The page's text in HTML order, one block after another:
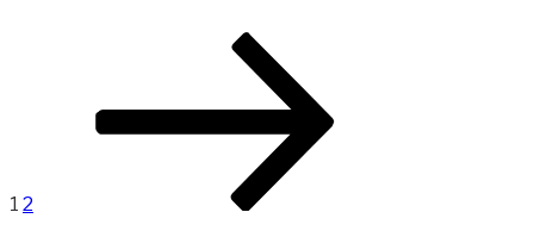
Beitragsnavigation
1 2